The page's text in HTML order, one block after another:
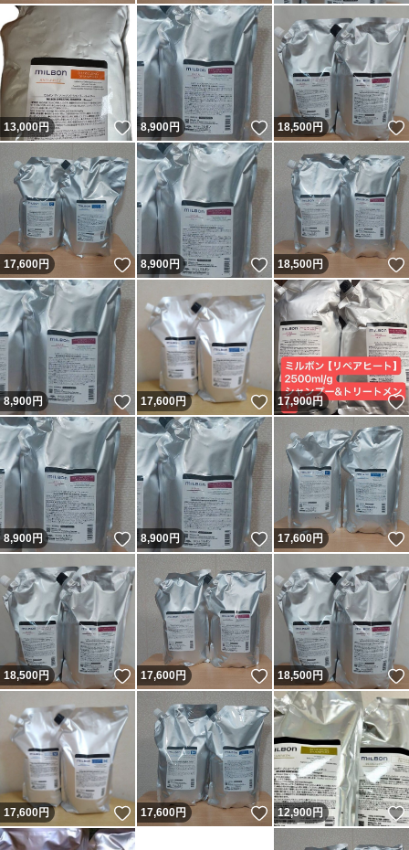
13,000円 いいね！
8,900円 いいね！
18,500円
17,600円 いいね！
8,900円 いいね！
18,500円
8,900円 いいね！
17,600円 いいね！
17,900円
8,900円 いいね！
8,900円 いいね！
17,600円
18,500円 いいね！
17,600円 いいね！
18,500円
17,600円 いいね！
17,600円 いいね！
12,900円